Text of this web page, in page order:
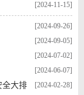
[2024-11-15]
[2024-09-26]
[2024-09-05]
[2024-07-02]
[2024-06-07]
[2024-02-28]
全大排